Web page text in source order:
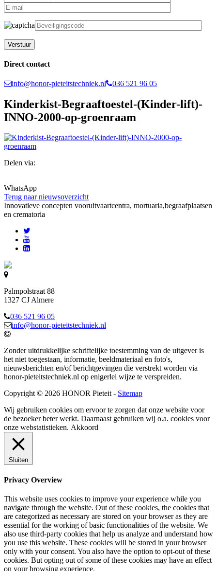
Direct contact
info@honor-pieteitstechniek.nl 036 521 96 05
Kinderkist-Begraaftoestel-(Kinder-lift)-
INNO-2000-op-groenraam
Delen via:
WhatsApp
Terug naar nieuwsoverzicht
Innovatieve concepten vooruitvaartcentra, mortuaria,begraafplaatsen
en crematoria
Palmpolstraat 88
1327 CJ Almere
036 521 96 05
info@honor-pieteitstechniek.nl
Zonder uitdrukkelijke schriftelijke toestemming van de uitgever is
het niet toegestaan, informatie, beeldmateriaal en foto's,
nieuwsberichten en/of berichtgevingen die verstrekt worden via
honor-pieteitstechniek.nl op enigerlei wijze te verspreiden.
Copyright © 2026 HONOR Pieteit - Sitemap
Wij gebruiken cookies om ervoor te zorgen dat onze website voor
de bezoeker beter werkt. Daarnaast gebruiken wij o.a. cookies voor
onze webstatistieken. Akkoord
Sluiten
Privacy Overview
This website uses cookies to improve your experience while you
navigate through the website. Out of these cookies, the cookies that
are categorized as necessary are stored on your browser as they are
essential for the working of basic functionalities of the website. We
also use third-party cookies that help us analyze and understand how
you use this website. These cookies will be stored in your browser
only with your consent. You also have the option to opt-out of these
cookies. But opting out of some of these cookies may have an effect
on your browsing experience.